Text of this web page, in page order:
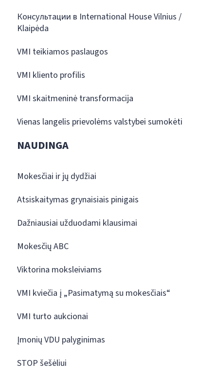
Консультации в International House Vilnius /
Klaipėda
VMI teikiamos paslaugos
VMI kliento profilis
VMI skaitmeninė transformacija
Vienas langelis prievolėms valstybei sumokėti
NAUDINGA
Mokesčiai ir jų dydžiai
Atsiskaitymas grynaisiais pinigais
Dažniausiai užduodami klausimai
Mokesčių ABC
Viktorina moksleiviams
VMI kviečia į „Pasimatymą su mokesčiais“
VMI turto aukcionai
Įmonių VDU palyginimas
STOP šešėliui